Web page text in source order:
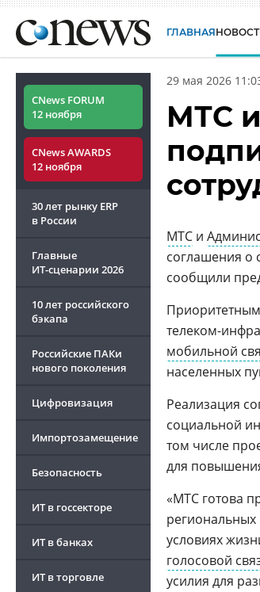
ГЛАВНАЯ
CNews FORUM
12 ноября
CNews AWARDS
12 ноября
30 лет рынку ERP
в России
Главные
ИТ-сценарии 2026
10 лет российского
бэкапа
Российские ПАКи
нового поколения
Цифровизация
Импортозамещение
Безопасность
ИТ в госсекторе
ИТ в банках
ИТ в торговле
29 мая 2026
МТС
МТС и
соглашения о
сообщили
телеком-
мобильной
населенных
Реализация
социальной
том числе
для
«МТС готова
условиях
голосовой
усилия для